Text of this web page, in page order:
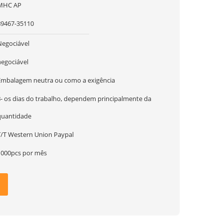
AP
35110
neutra ou como a exigência
os dias do trabalho, dependem principalmente da
T/T Western Union Paypal
por mês